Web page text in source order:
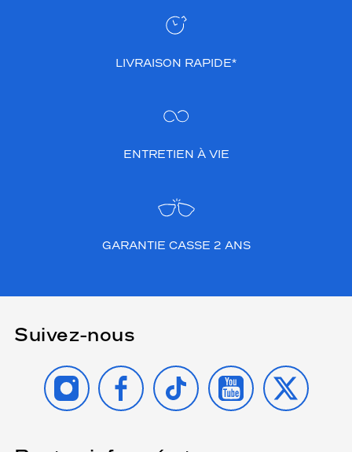
LIVRAISON RAPIDE*
ENTRETIEN À VIE
GARANTIE CASSE 2 ANS
Suivez-nous
INSTAGRAMFACEBOOK
TIKTOK YOUTUBE
X